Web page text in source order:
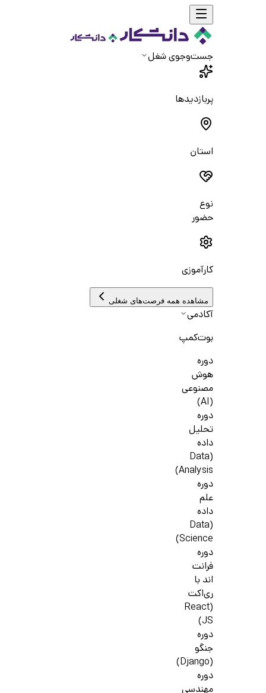
جست‌و‌جوی شغل
پربازدیدها
استان
نوع
حضور
کارآموزی
مشاهده همه فرصت‌های شغلی
آکادمی
بوت‌کمپ
دوره
هوش
مصنوعی
(AI)
دوره
تحلیل
داده
(Data
Analysis)
دوره
علم
داده
(Data
Science)
دوره
فرانت
اند با
ری‌اکت
(React
JS)
دوره
جنگو
(Django)
دوره